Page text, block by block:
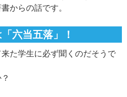
からの話です。
六当五落」！
た学生に必ず聞くのだそうで